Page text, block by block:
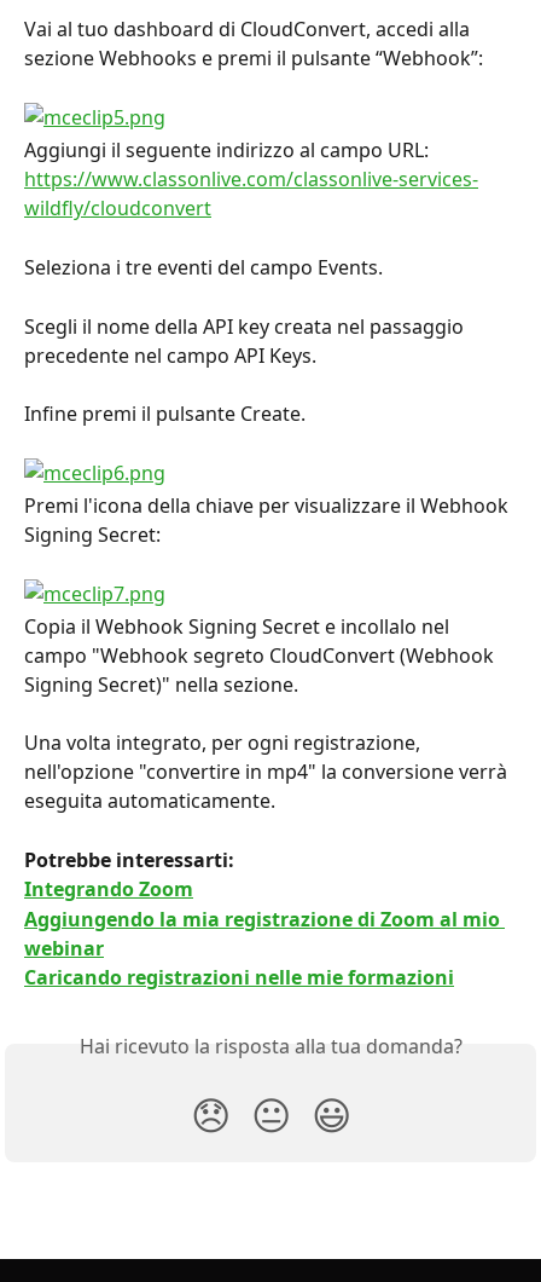
Vai al tuo dashboard di CloudConvert, accedi alla
sezione Webhooks e premi il pulsante “Webhook”:
Aggiungi il seguente indirizzo al campo URL:
https://www.classonlive.com/classonlive-services-
wildfly/cloudconvert
Seleziona i tre eventi del campo Events.
Scegli il nome della API key creata nel passaggio
precedente nel campo API Keys.
Infine premi il pulsante Create.
Premi l'icona della chiave per visualizzare il Webhook
Signing Secret:
Copia il Webhook Signing Secret e incollalo nel
campo "Webhook segreto CloudConvert (Webhook
Signing Secret)" nella sezione.
Una volta integrato, per ogni registrazione,
nell'opzione "convertire in mp4" la conversione verrà
eseguita automaticamente.
Potrebbe interessarti:
Integrando Zoom
Aggiungendo la mia registrazione di Zoom al mio
webinar
Caricando registrazioni nelle mie formazioni
Hai ricevuto la risposta alla tua domanda?
😞 😐 😃